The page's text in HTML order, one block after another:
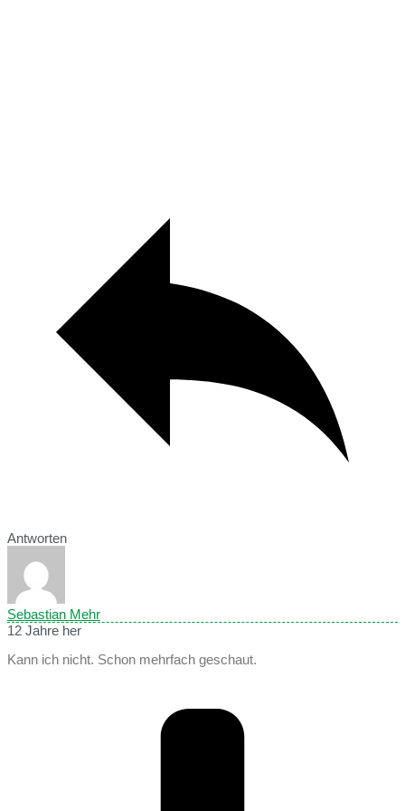
Antworten
Sebastian Mehr
12 Jahre her
Kann ich nicht. Schon mehrfach geschaut.